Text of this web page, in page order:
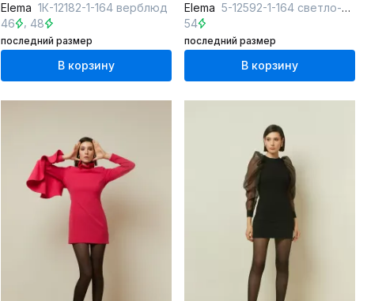
Elema 1К-12182-1-164 верблюд
46
48
последний размер
В корзину
Elema 5-12592-1-164 светло-серый
54
последний размер
В корзину